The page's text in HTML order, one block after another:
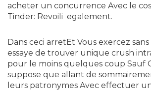
acheter un concurrence Avec le
Tinder: Revoili egalement.
Dans ceci arretEt Vous exercez
essaye de trouver unique crush
pour le moins quelques coup Sauf
suppose que allant de
leurs patronymes Avec effectuer